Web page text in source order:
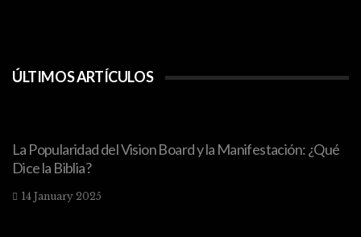
ÚLTIMOS ARTÍCULOS
La Popularidad del Vision Board y la Manifestación: ¿Qué
Dice la Biblia?
14 January 2025